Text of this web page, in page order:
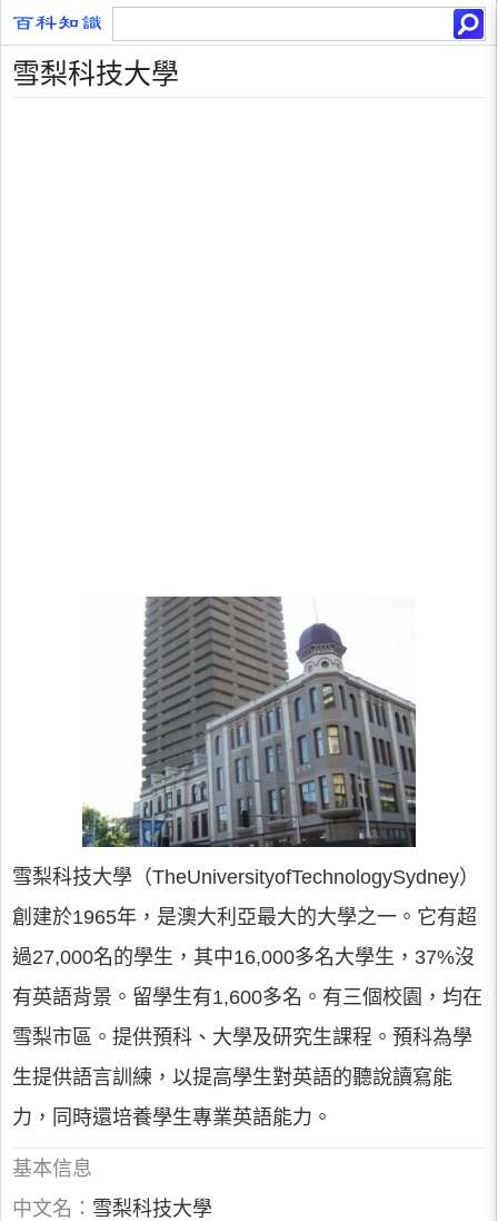
雪梨科技大學
雪梨科技大學（TheUniversityofTechnologySydney）
創建於1965年，是澳大利亞最大的大學之一。它有超
過27,000名的學生，其中16,000多名大學生，37%沒
有英語背景。留學生有1,600多名。有三個校園，均在
雪梨市區。提供預科、大學及研究生課程。預科為學
生提供語言訓練，以提高學生對英語的聽說讀寫能
力，同時還培養學生專業英語能力。
基本信息
中文名： 雪梨科技大學